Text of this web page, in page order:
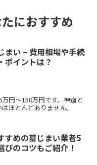
におすすめ
まい – 費用相場や手続
ポイントは？
円～150万円です。神道と
ほとんどありません。
すめの墓じまい業者5
びのコツもご紹介！